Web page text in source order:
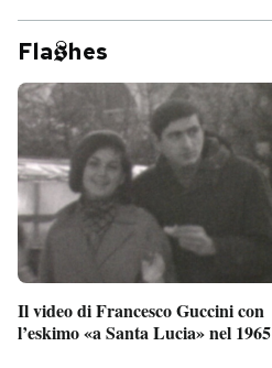
Fla hes
Il video di Francesco Guccini con
l’eskimo «a Santa Lucia» nel 1965